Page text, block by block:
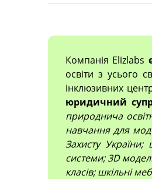
Компанія Elizlabs
освіти з усього
інклюзивних
юридичний
природнича
навчання для
Захисту України;
системи; 3D
класів; шкільні